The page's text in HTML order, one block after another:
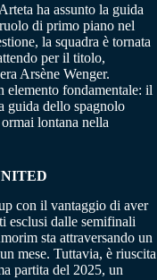
ha assunto la guida
di primo piano nel
la squadra è tornata
per il titolo,
Arsène Wenger.
elemento fondamentale: il
guida dello spagnolo
lontana nella
con il vantaggio di aver
esclusi dalle semifinali
sta attraversando un
mese. Tuttavia, è riuscita
partita del 2025, un